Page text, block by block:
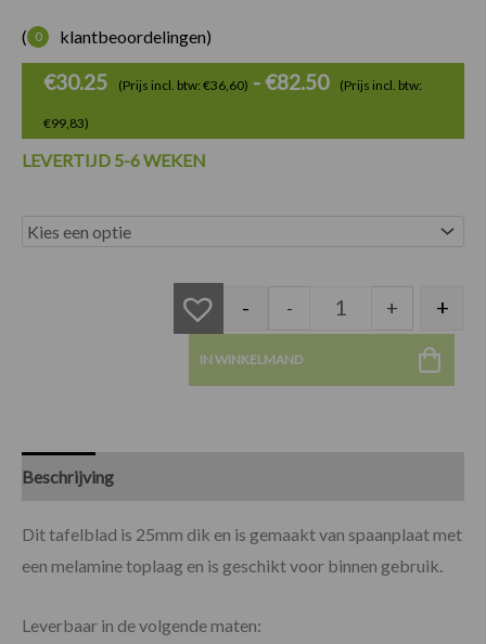
( 0 klantbeoordelingen)
€30.25 (Prijs incl. btw: €36,60) -€82.50 (Prijs incl. btw:
€99,83)
€82.50
LEVERTIJD 5-6 WEKEN
Melamine
- - + +
IN WINKELMAND
Beschrijving
Dit tafelblad is 25mm dik en is gemaakt van spaanplaat met
een melamine toplaag en is geschikt voor binnen gebruik.
Leverbaar in de volgende maten: